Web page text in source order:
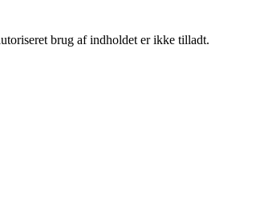
brug af indholdet er ikke tilladt.